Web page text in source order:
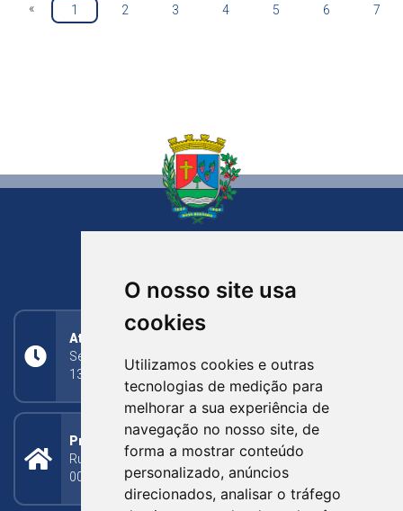
O nosso site usa
cookies
Utilizamos cookies e outras
tecnologias de medição para
melhorar a sua experiência de
navegação no nosso site, de
forma a mostrar conteúdo
personalizado, anúncios
direcionados, analisar o tráfego
« 1 2 3 4 5 6 7
Atendimento
Segunda a Sexta: 8h às 11h30min (manhã);
13h30min às 17h (tarde)
Prefeitura Municipal
Rua Silva Jardim, 505 - Bairro Centro - CEP: 95340-
000